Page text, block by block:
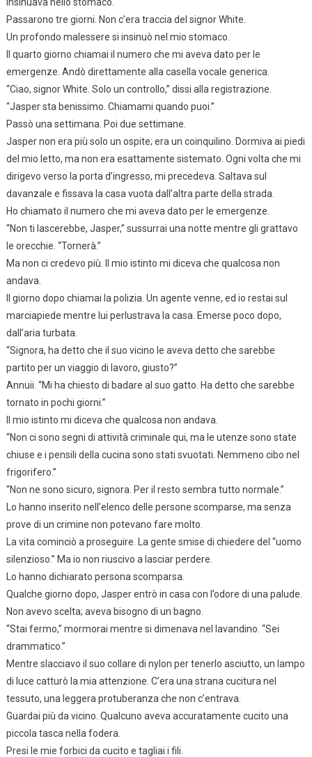
insinuava nello stomaco.
Passarono tre giorni. Non c’era traccia del signor White.
Un profondo malessere si insinuò nel mio stomaco.
Il quarto giorno chiamai il numero che mi aveva dato per le
emergenze. Andò direttamente alla casella vocale generica.
“Ciao, signor White. Solo un controllo,” dissi alla registrazione.
“Jasper sta benissimo. Chiamami quando puoi.”
Passò una settimana. Poi due settimane.
Jasper non era più solo un ospite; era un coinquilino. Dormiva ai piedi
del mio letto, ma non era esattamente sistemato. Ogni volta che mi
dirigevo verso la porta d’ingresso, mi precedeva. Saltava sul
davanzale e fissava la casa vuota dall’altra parte della strada.
Ho chiamato il numero che mi aveva dato per le emergenze.
“Non ti lascerebbe, Jasper,” sussurrai una notte mentre gli grattavo
le orecchie. “Tornerà.”
Ma non ci credevo più. Il mio istinto mi diceva che qualcosa non
andava.
Il giorno dopo chiamai la polizia. Un agente venne, ed io restai sul
marciapiede mentre lui perlustrava la casa. Emerse poco dopo,
dall’aria turbata.
“Signora, ha detto che il suo vicino le aveva detto che sarebbe
partito per un viaggio di lavoro, giusto?”
Annuii. “Mi ha chiesto di badare al suo gatto. Ha detto che sarebbe
tornato in pochi giorni.”
Il mio istinto mi diceva che qualcosa non andava.
“Non ci sono segni di attività criminale qui, ma le utenze sono state
chiuse e i pensili della cucina sono stati svuotati. Nemmeno cibo nel
frigorifero.”
“Non ne sono sicuro, signora. Per il resto sembra tutto normale.”
Lo hanno inserito nell’elenco delle persone scomparse, ma senza
prove di un crimine non potevano fare molto.
La vita cominciò a proseguire. La gente smise di chiedere del “uomo
silenzioso.” Ma io non riuscivo a lasciar perdere.
Lo hanno dichiarato persona scomparsa.
Qualche giorno dopo, Jasper entrò in casa con l’odore di una palude.
Non avevo scelta; aveva bisogno di un bagno.
“Stai fermo,” mormorai mentre si dimenava nel lavandino. “Sei
drammatico.”
Mentre slacciavo il suo collare di nylon per tenerlo asciutto, un lampo
di luce catturò la mia attenzione. C’era una strana cucitura nel
tessuto, una leggera protuberanza che non c’entrava.
Guardai più da vicino. Qualcuno aveva accuratamente cucito una
piccola tasca nella fodera.
Presi le mie forbici da cucito e tagliai i fili.